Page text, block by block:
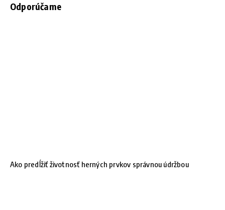
Odporúčame
Ako predĺžiť životnosť herných prvkov správnou údržbou